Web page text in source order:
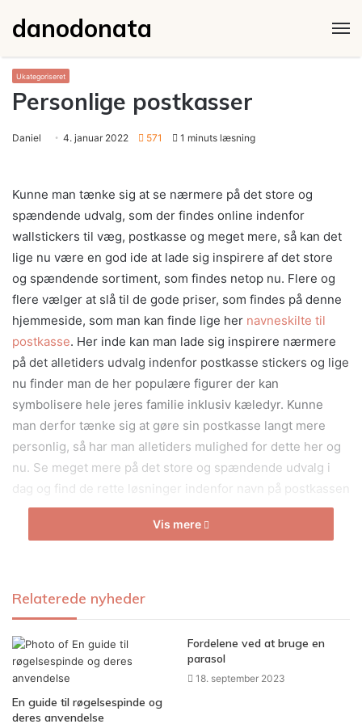
danodonata
Ukategoriseret
Personlige postkasser
Daniel 4. januar 2022 571 1 minuts læsning
Kunne man tænke sig at se nærmere på det store og
spændende udvalg, som der findes online indenfor
wallstickers til væg, postkasse og meget mere, så kan det
lige nu være en god ide at lade sig inspirere af det store
og spændende sortiment, som findes netop nu. Flere og
flere vælger at slå til de gode priser, som findes på denne
hjemmeside, som man kan finde lige her navneskilte til
postkasse. Her inde kan man lade sig inspirere nærmere
på det alletiders udvalg indenfor postkasse stickers og lige
nu finder man de her populære figurer der kan
symbolisere hele jeres familie inklusiv kæledyr. Kunne
man derfor tænke sig at gøre sin postkasse langt mere
personlig, så har man alletiders mulighed for dette her og
nu. Se meget mere på det store og spændende udvalg i
dag og find de rette løsninger indenfor navn på postkassen
nu.
Et stort udvalg indenfor gode
navneskilte
Kunne man tænke sig at se nærmere på det store og
spændende udvalg indenfor navneskilte og de mange fede
ide at tjekke selv samme forhandler ud. Læs meget mere
Vis mere
Relaterede nyheder
En guide til røgelsespinde og
deres anvendelse
Fordelene ved at bruge en
parasol
18. september 2023